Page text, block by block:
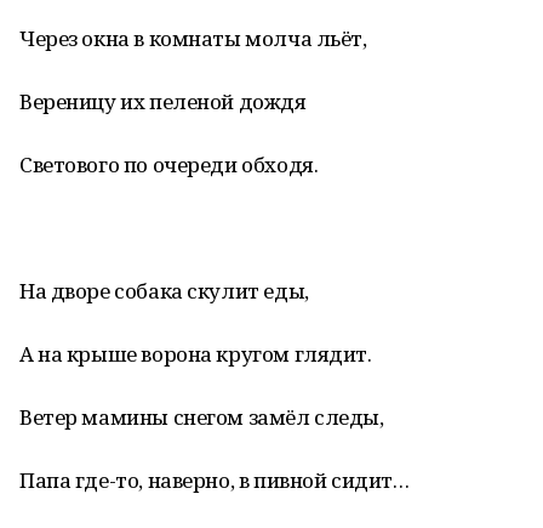
Через окна в комнаты молча льёт,
Вереницу их пеленой дождя
Светового по очереди обходя.
На дворе собака скулит еды,
А на крыше ворона кругом глядит.
Ветер мамины снегом замёл следы,
Папа где-то, наверно, в пивной сидит…